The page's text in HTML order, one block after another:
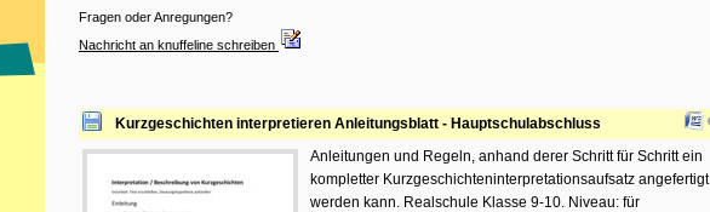
Fragen oder Anregungen?
Nachricht an knuffeline schreiben
Kurzgeschichten interpretieren Anleitungsblatt - Hauptschulabschluss
Anleitungen und Regeln, anhand derer Schritt für Schritt ein
kompletter Kurzgeschichteninterpretationsaufsatz angefertigt
werden kann. Realschule Klasse 9-10. Niveau: für